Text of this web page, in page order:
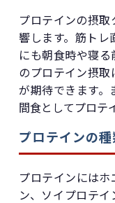
プロテインの摂
響します。筋トレ
にも朝食時や寝
のプロテイン摂
が期待できます。
間食としてプロテ
プロテインの種
プロテインには
ン、ソイプロテ